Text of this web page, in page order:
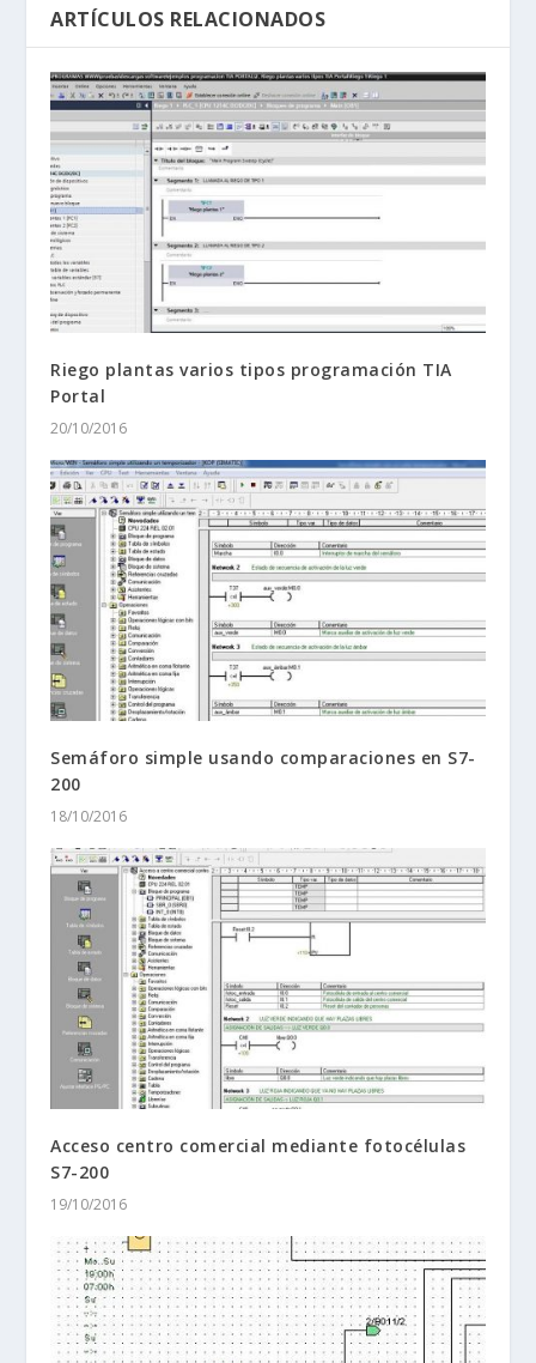
ARTÍCULOS RELACIONADOS
Riego plantas varios tipos programación TIA
Portal
20/10/2016
Semáforo simple usando comparaciones en S7-
200
18/10/2016
Acceso centro comercial mediante fotocélulas
S7-200
19/10/2016